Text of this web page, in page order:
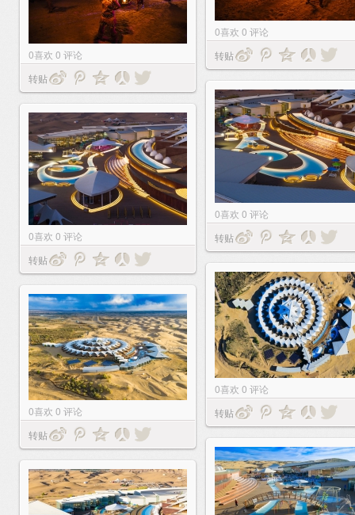
0喜欢 0 评论
转贴
0喜欢 0 评论
转贴
0喜欢 0 评论
转贴
0喜欢 0 评论
转贴
0喜欢 0 评论
转贴
0喜欢 0 评论
转贴